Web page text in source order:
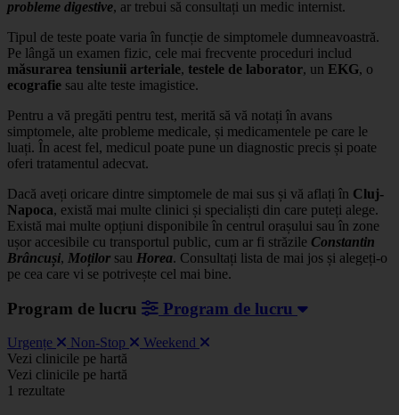
probleme digestive, ar trebui să consultați un medic internist.
Tipul de teste poate varia în funcție de simptomele dumneavoastră.
Pe lângă un examen fizic, cele mai frecvente proceduri includ
măsurarea tensiunii arteriale, testele de laborator, un EKG, o
ecografie sau alte teste imagistice.
Pentru a vă pregăti pentru test, merită să vă notați în avans
simptomele, alte probleme medicale, și medicamentele pe care le
luați. În acest fel, medicul poate pune un diagnostic precis și poate
oferi tratamentul adecvat.
Dacă aveți oricare dintre simptomele de mai sus și vă aflați în Cluj-
Napoca, există mai multe clinici și specialiști din care puteți alege.
Există mai multe opțiuni disponibile în centrul orașului sau în zone
ușor accesibile cu transportul public, cum ar fi străzile Constantin
Brâncuși, Moților sau Horea. Consultați lista de mai jos și alegeți-o
pe cea care vi se potrivește cel mai bine.
Program de lucru Program de lucru
Urgențe Non-Stop Weekend
+
−
Vezi clinicile pe hartă
Vezi clinicile pe hartă
1 rezultate